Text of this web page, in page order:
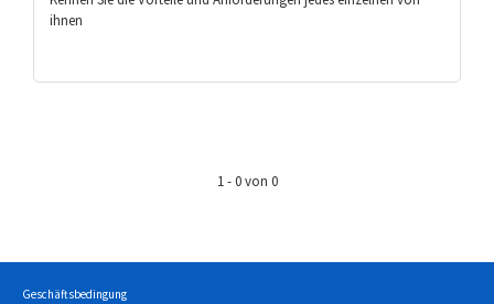
ihnen
1 - 0 von 0
Geschäftsbedingung